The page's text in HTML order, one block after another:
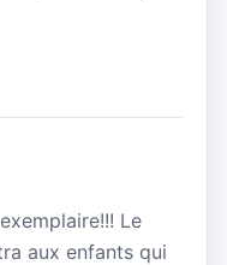
Le
aux enfants qui